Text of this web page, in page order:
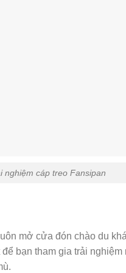
nghiệm cáp treo Fansipan
mở cửa đón chào du
bạn tham gia trải nghiệm